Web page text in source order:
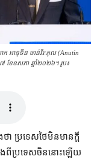
ក អានុទីន ចាន់វីរៈគុល (Anutin
ខែឧសភា ឆ្នាំ​២០២៦។ រូប៖
ា ប្រទេស​ថៃ​មិន​មាន​ក្ដី​
ឿង​ពី​ប្រទេស​ចិន​នោះ​ឡើយ